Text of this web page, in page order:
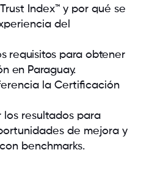
Index™ y por qué se
del
requisitos para obtener
en Paraguay.
la Certificación
los resultados para
de mejora y
benchmarks.